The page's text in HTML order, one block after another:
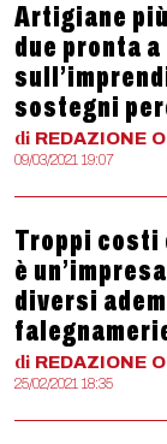
Artigiane
due pronta
sostegni
di REDAZIONE
09/03/2021 19:07
Troppi costi
è
diversi
di REDAZIONE
25/02/2021 18:35